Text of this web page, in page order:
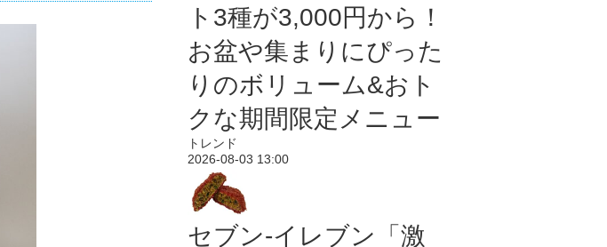
ト3種が3,000円から！
お盆や集まりにぴった
りのボリューム&おト
クな期間限定メニュー
トレンド
2026-08-03 13:00
セブン-イレブン「激